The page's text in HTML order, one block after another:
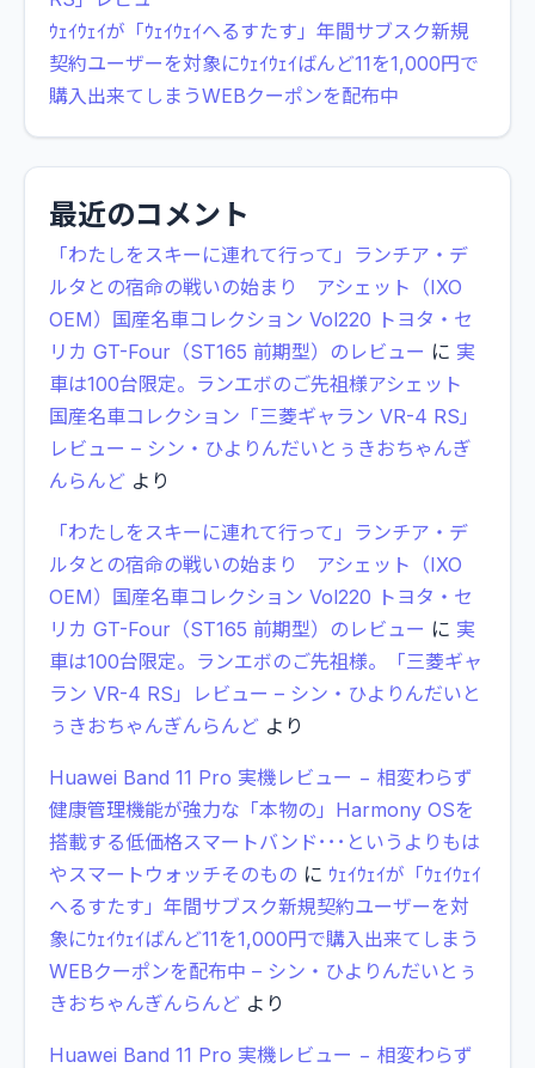
ｳｪｲｳｪｲが「ｳｪｲｳｪｲへるすたす」年間サブスク新規
契約ユーザーを対象にｳｪｲｳｪｲばんど11を1,000円で
購入出来てしまうWEBクーポンを配布中
最近のコメント
「わたしをスキーに連れて行って」ランチア・デ
ルタとの宿命の戦いの始まり アシェット（IXO
OEM）国産名車コレクション Vol220 トヨタ・セ
リカ GT-Four（ST165 前期型）のレビュー に 実
車は100台限定。ランエボのご先祖様アシェット
国産名車コレクション「三菱ギャラン VR-4 RS」
レビュー – シン・ひよりんだいとぅきおちゃんぎ
んらんど より
「わたしをスキーに連れて行って」ランチア・デ
ルタとの宿命の戦いの始まり アシェット（IXO
OEM）国産名車コレクション Vol220 トヨタ・セ
リカ GT-Four（ST165 前期型）のレビュー に 実
車は100台限定。ランエボのご先祖様。「三菱ギャ
ラン VR-4 RS」レビュー – シン・ひよりんだいと
ぅきおちゃんぎんらんど より
Huawei Band 11 Pro 実機レビュー − 相変わらず
健康管理機能が強力な「本物の」Harmony OSを
搭載する低価格スマートバンド･･･というよりもは
やスマートウォッチそのもの に ｳｪｲｳｪｲが「ｳｪｲｳｪｲ
へるすたす」年間サブスク新規契約ユーザーを対
象にｳｪｲｳｪｲばんど11を1,000円で購入出来てしまう
WEBクーポンを配布中 – シン・ひよりんだいとぅ
きおちゃんぎんらんど より
Huawei Band 11 Pro 実機レビュー − 相変わらず